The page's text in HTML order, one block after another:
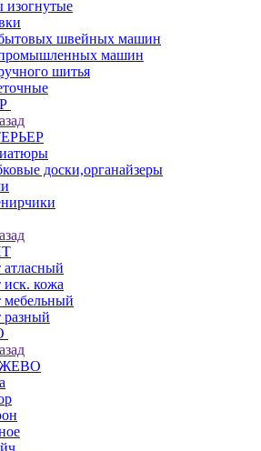
изогнутые
швейных машин
машин
шитья
доски,органайзеры
атласный
иск. кожа
мебельный
разный